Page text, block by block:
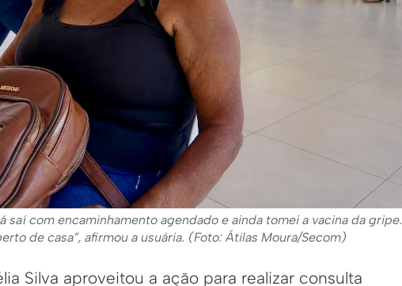
saí com encaminhamento agendado e ainda tomei a vacina da gripe.
de casa”, afirmou a usuária. (Foto: Átilas Moura/Secom)
Silva aproveitou a ação para realizar consulta